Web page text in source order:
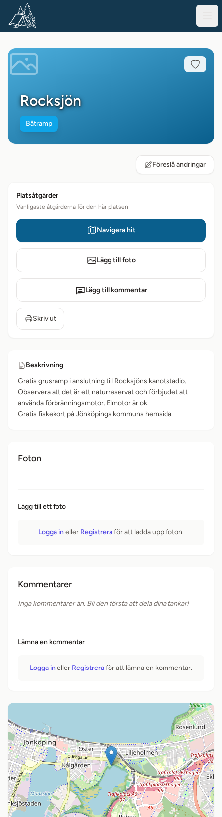
Rocksjön
Båtramp
Föreslå ändringar
Platsåtgärder
Vanligaste åtgärderna för den här platsen
Navigera hit
Lägg till foto
Lägg till kommentar
Skriv ut
Beskrivning
Gratis grusramp i anslutning till Rocksjöns kanotstadio.
Observera att det är ett naturreservat och förbjudet att
använda förbränningsmotor. Elmotor är ok.
Gratis fiskekort på Jönköpings kommuns hemsida.
Foton
Lägg till ett foto
Logga in eller Registreraför att ladda upp foton.
Kommentarer
Inga kommentarer än. Bli den första att dela dina tankar!
Lämna en kommentar
Logga in eller Registreraför att lämna en kommentar.